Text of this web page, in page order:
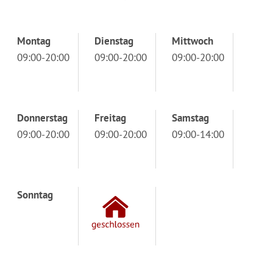
Montag
09:00-20:00
Dienstag
09:00-20:00
Mittwoch
09:00-20:00
Donnerstag
09:00-20:00
Freitag
09:00-20:00
Samstag
09:00-14:00
Sonntag